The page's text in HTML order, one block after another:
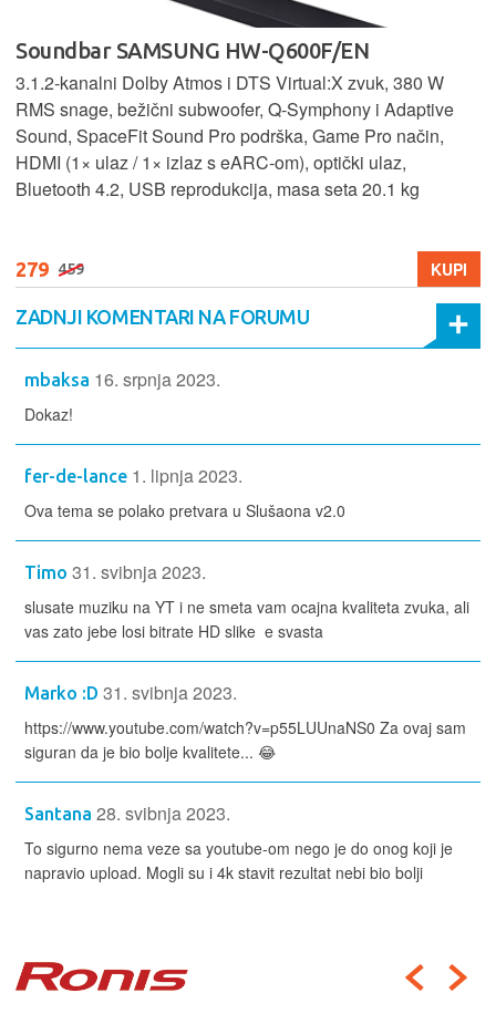
Soundbar SAMSUNG HW-Q600F/EN
3.1.2‑kanalni Dolby Atmos i DTS Virtual:X zvuk, 380 W
RMS snage, bežični subwoofer, Q‑Symphony i Adaptive
Sound, SpaceFit Sound Pro podrška, Game Pro način,
HDMI (1× ulaz / 1× izlaz s eARC‑om), optički ulaz,
Bluetooth 4.2, USB reprodukcija, masa seta 20.1 kg
279 459 KUPI
ZADNJI KOMENTARI NA FORUMU
mbaksa 16. srpnja 2023.
Dokaz!
fer-de-lance 1. lipnja 2023.
Ova tema se polako pretvara u Slušaona v2.0
Timo 31. svibnja 2023.
slusate muziku na YT i ne smeta vam ocajna kvaliteta zvuka, ali
vas zato jebe losi bitrate HD slike e svasta
Marko :D 31. svibnja 2023.
https://www.youtube.com/watch?v=p55LUUnaNS0 Za ovaj sam
siguran da je bio bolje kvalitete... 😂
Santana 28. svibnja 2023.
To sigurno nema veze sa youtube-om nego je do onog koji je
napravio upload. Mogli su i 4k stavit rezultat nebi bio bolji